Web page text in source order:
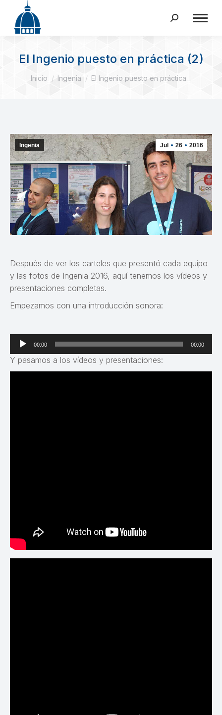
Buscar:
El Ingenio puesto en práctica (2)
Estás aquí:
Inicio Ingenia El Ingenio puesto en práctica…
Jul 26 2016
Ingenia
Después de ver los carteles que presentó cada equipo
y las fotos de Ingenia 2016, aquí tenemos los vídeos y
presentaciones completas.
Empezamos con una introducción sonora:
Reproductor
de
audio
00:00 00:00
Y pasamos a los vídeos y presentaciones: